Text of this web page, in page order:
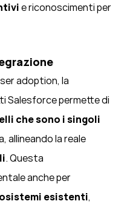
e riconoscimenti per
adoption, la
Salesforce permette di
che sono i singoli
allineando la reale
. Questa
anche per
esistenti,